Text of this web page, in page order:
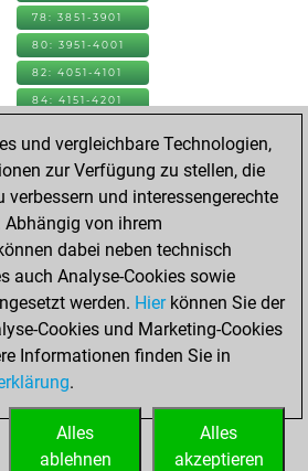
78: 3851-3901
80: 3951-4001
82: 4051-4101
84: 4151-4201
88: 4351-4401
90: 4451-4501
98: 4851-4901
100: 4951-5001
102: 5051-5101
104: 5151-5201
108: 5351-5386
und vergleichbare Technologien,
zur Verfügung zu stellen, die
verbessern und interessengerechte
von ihrem
dabei neben technisch
auch Analyse-Cookies sowie
werden. Hierkönnen Sie der
Cookies und Marketing-Cookies
Informationen finden Sie in
.
Alles
akzeptieren
Alles
ablehnen